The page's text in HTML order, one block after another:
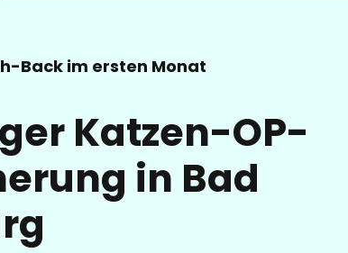
Back im ersten Monat
Katzen-OP-
in Bad